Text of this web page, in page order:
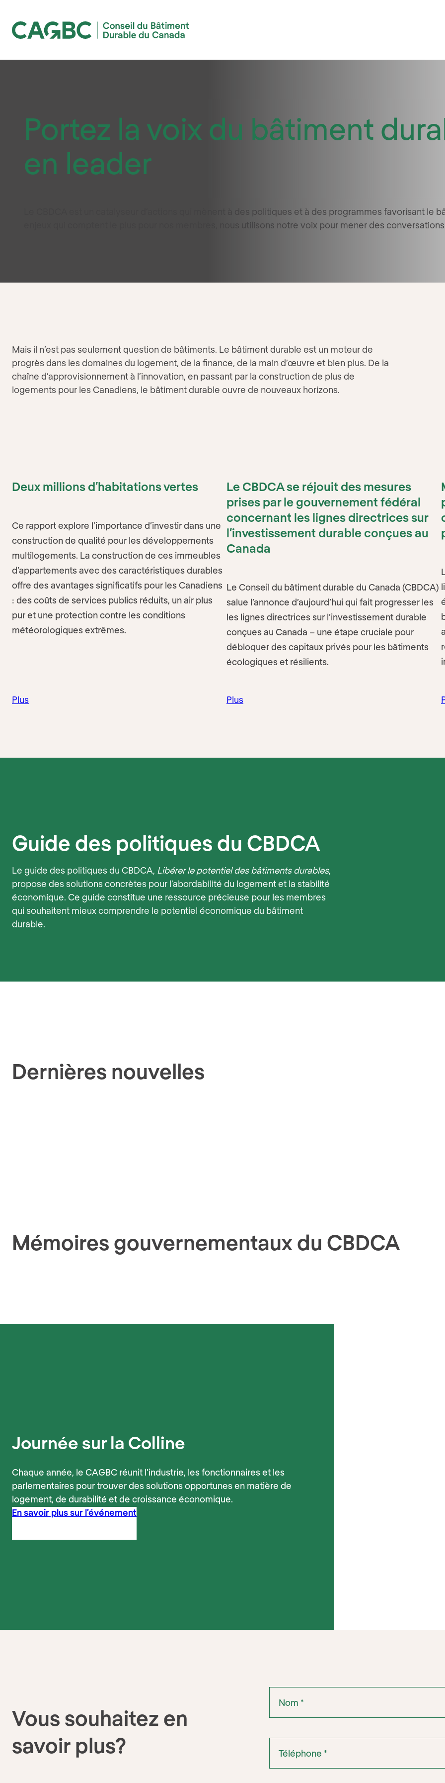
Portez la voix du bâtiment
en leader
Le CBDCA est un catalyseur d’actions qui mènent à des politiques et à des programmes favorisant le
enjeux qui comptent le plus pour nos membres, nous utilisons notre voix pour mener des
Mais il n’est pas seulement question de bâtiments. Le bâtiment durable est un moteur de
progrès dans les domaines du logement, de la finance, de la main d’œuvre et bien plus. De la
chaîne d’approvisionnement à l’innovation, en passant par la construction de plus de
logements pour les Canadiens, le bâtiment durable ouvre de nouveaux horizons.
Deux millions d’habitations vertes
Ce rapport explore l’importance d’investir dans une
construction de qualité pour les développements
multilogements. La construction de ces immeubles
d’appartements avec des caractéristiques durables
offre des avantages significatifs pour les Canadiens
: des coûts de services publics réduits, un air plus
pur et une protection contre les conditions
météorologiques extrêmes.
Plus
Le CBDCA se réjouit des mesures
prises par le gouvernement fédéral
concernant les lignes directrices sur
l’investissement durable conçues au
Canada
Le Conseil du bâtiment durable du Canada (CBDCA)
salue l’annonce d’aujourd’hui qui fait progresser les
les lignes directrices sur l’investissement durable
conçues au Canada – une étape cruciale pour
débloquer des capitaux privés pour les bâtiments
écologiques et résilients.
Plus
Guide des politiques du CBDCA
Le guide des politiques du CBDCA, Libérer le potentiel des bâtiments durables,
propose des solutions concrètes pour l’abordabilité du logement et la stabilité
économique. Ce guide constitue une ressource précieuse pour les membres
qui souhaitent mieux comprendre le potentiel économique du bâtiment
durable.
Dernières nouvelles
Mémoires gouvernementaux du CBDCA
Journée sur la Colline
Chaque année, le CAGBC réunit l’industrie, les fonctionnaires et les
parlementaires pour trouver des solutions opportunes en matière de
logement, de durabilité et de croissance économique.
En savoir plus sur l’événement
Vous souhaitez en
savoir plus?